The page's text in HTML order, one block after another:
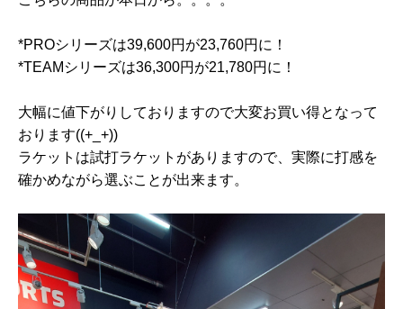
*PROシリーズは39,600円が23,760円に！
*TEAMシリーズは36,300円が21,780円に！
大幅に値下がりしておりますので大変お買い得となって
おります((+_+))
ラケットは試打ラケットがありますので、実際に打感を
確かめながら選ぶことが出来ます。